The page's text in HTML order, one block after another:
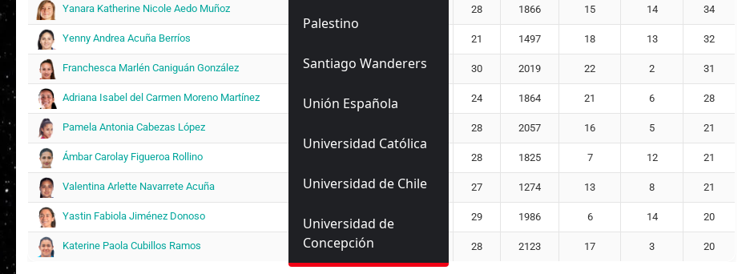
Palestino
Santiago Wanderers
Unión Española
Universidad Católica
Universidad de Chile
Universidad de
Concepción
Yanara Katherine Nicole Aedo Muñoz 28 1866 15 14 34
Yenny Andrea Acuña Berríos 21 1497 18 13 32
Franchesca Marlén Caniguán González 30 2019 22 2 31
Adriana Isabel del Carmen Moreno Martínez 24 1864 21 6 28
Pamela Antonia Cabezas López 28 2057 16 5 21
Ámbar Carolay Figueroa Rollino 28 1825 7 12 21
Valentina Arlette Navarrete Acuña 27 1274 13 8 21
Yastin Fabiola Jiménez Donoso 29 1986 6 14 20
Katerine Paola Cubillos Ramos 28 2123 17 3 20